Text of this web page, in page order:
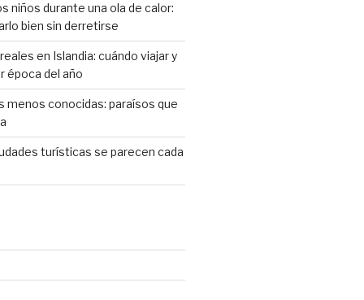
niños durante una ola de calor:
bien sin derretirse
en Islandia: cuándo viajar y
época del año
menos conocidas: paraísos que
turísticas se parecen cada